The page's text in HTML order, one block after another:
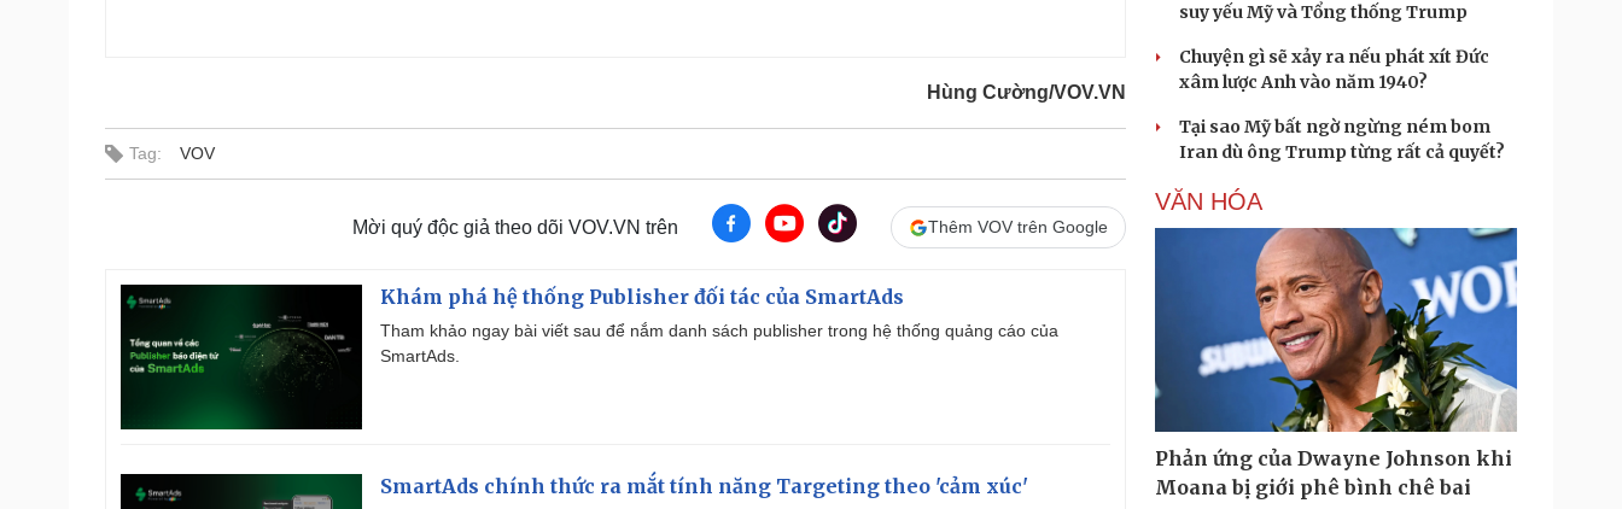
Hùng Cường/VOV.VN
Tag: VOV
Mời quý độc giả theo dõi VOV.VN trên Thêm VOV trên Google
Khám phá hệ thống Publisher đối tác của SmartAds
Tham khảo ngay bài viết sau để nắm danh sách publisher trong hệ thống quảng cáo của
SmartAds.
SmartAds chính thức ra mắt tính năng Targeting theo 'cảm xúc'
suy yếu Mỹ và Tổng thống Trump
Chuyện gì sẽ xảy ra nếu phát xít Đức
xâm lược Anh vào năm 1940?
Tại sao Mỹ bất ngờ ngừng ném bom
Iran dù ông Trump từng rất cả quyết?
VĂN HÓA
Phản ứng của Dwayne Johnson khi
Moana bị giới phê bình chê bai